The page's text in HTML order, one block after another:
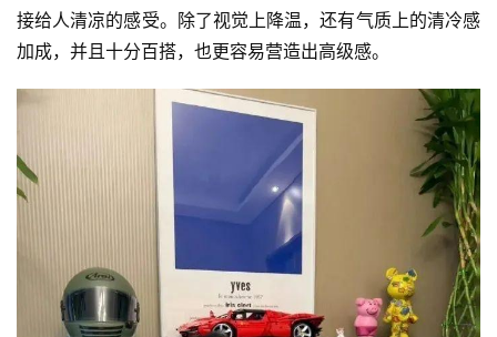
接给人清凉的感受。除了视觉上降温，还有气质上的清冷感
加成，并且十分百搭，也更容易营造出高级感。